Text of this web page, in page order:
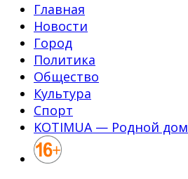
Главная
Новости
Город
Политика
Общество
Культура
Спорт
KOTIMUA — Родной дом